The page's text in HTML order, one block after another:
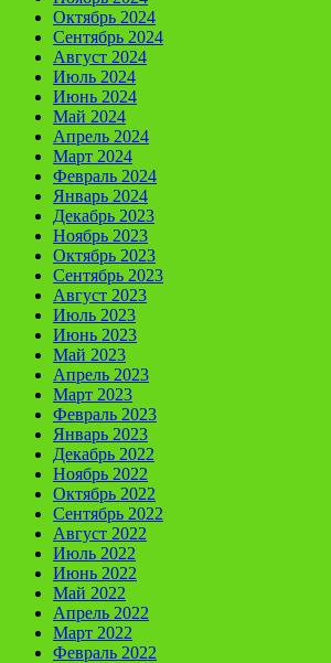
Октябрь 2024
Сентябрь 2024
Август 2024
Июль 2024
Июнь 2024
Май 2024
Апрель 2024
Март 2024
Февраль 2024
Январь 2024
Декабрь 2023
Ноябрь 2023
Октябрь 2023
Сентябрь 2023
Август 2023
Июль 2023
Июнь 2023
Май 2023
Апрель 2023
Март 2023
Февраль 2023
Январь 2023
Декабрь 2022
Ноябрь 2022
Октябрь 2022
Сентябрь 2022
Август 2022
Июль 2022
Июнь 2022
Май 2022
Апрель 2022
Март 2022
Февраль 2022